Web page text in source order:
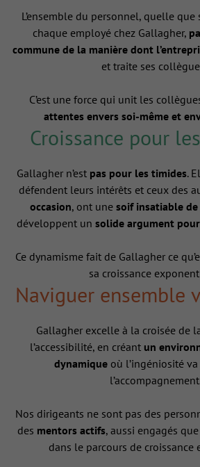
L’ensemble du personnel, quelle que
chaque employé chez Gallagher,
commune de la manière dont
et traite ses
C’est une force qui unit les
attentes envers soi-même et
Croissance pour
Gallagher n’est pas pour les timides.
défendent leurs intérêts et ceux des
occasion, ont une soif insatiable de
développent un solide argument
Ce dynamisme fait de Gallagher ce
sa croissance
Naviguer ensemble
Gallagher excelle à la croisée de
l’accessibilité, en créant un
dynamique où l’ingéniosité
Nos dirigeants ne sont pas des
des mentors actifs, aussi engagés
dans le parcours de croissance